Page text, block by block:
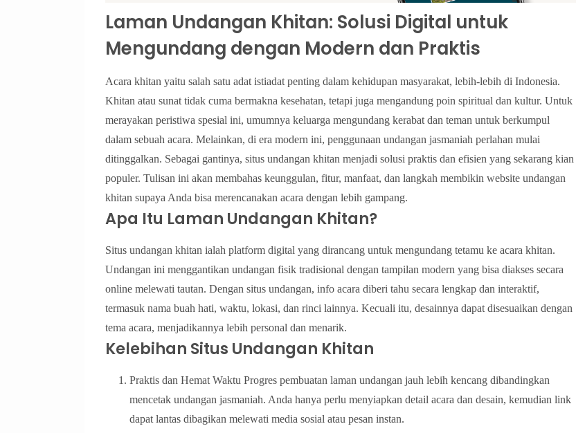
Laman Undangan Khitan: Solusi Digital untuk
Mengundang dengan Modern dan Praktis
Acara khitan yaitu salah satu adat istiadat penting dalam kehidupan masyarakat, lebih-lebih di Indonesia.
Khitan atau sunat tidak cuma bermakna kesehatan, tetapi juga mengandung poin spiritual dan kultur. Untuk
merayakan peristiwa spesial ini, umumnya keluarga mengundang kerabat dan teman untuk berkumpul
dalam sebuah acara. Melainkan, di era modern ini, penggunaan undangan jasmaniah perlahan mulai
ditinggalkan. Sebagai gantinya, situs undangan khitan menjadi solusi praktis dan efisien yang sekarang kian
populer. Tulisan ini akan membahas keunggulan, fitur, manfaat, dan langkah membikin website undangan
khitan supaya Anda bisa merencanakan acara dengan lebih gampang.
Apa Itu Laman Undangan Khitan?
Situs undangan khitan ialah platform digital yang dirancang untuk mengundang tetamu ke acara khitan.
Undangan ini menggantikan undangan fisik tradisional dengan tampilan modern yang bisa diakses secara
online melewati tautan. Dengan situs undangan, info acara diberi tahu secara lengkap dan interaktif,
termasuk nama buah hati, waktu, lokasi, dan rinci lainnya. Kecuali itu, desainnya dapat disesuaikan dengan
tema acara, menjadikannya lebih personal dan menarik.
Kelebihan Situs Undangan Khitan
Praktis dan Hemat Waktu Progres pembuatan laman undangan jauh lebih kencang dibandingkan
mencetak undangan jasmaniah. Anda hanya perlu menyiapkan detail acara dan desain, kemudian link
dapat lantas dibagikan melewati media sosial atau pesan instan.